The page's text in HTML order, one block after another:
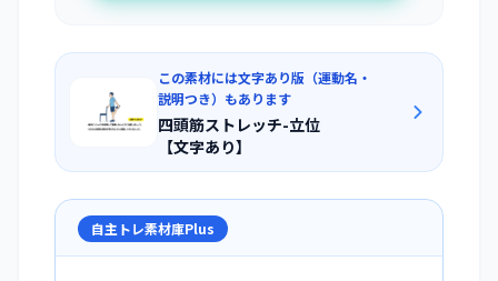
この素材には文字あり版（運動名・
説明つき）もあります
四頭筋ストレッチ-立位
【文字あり】
自主トレ素材庫Plus